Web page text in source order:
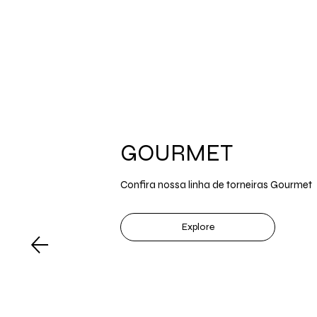
GOURMET
Confira nossa linha de torneiras Gourmet
Explore